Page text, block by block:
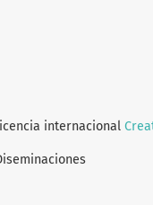
internacional